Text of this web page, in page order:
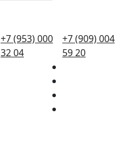
+7 (953) 000
32 04
+7 (909) 004
59 20